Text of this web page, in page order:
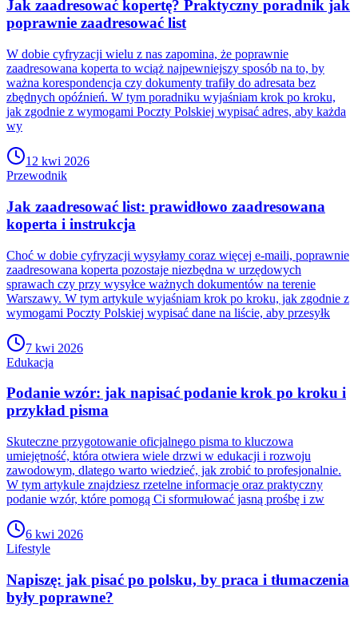
Jak zaadresować kopertę? Praktyczny poradnik jak
poprawnie zaadresować list
W dobie cyfryzacji wielu z nas zapomina, że poprawnie
zaadresowana koperta to wciąż najpewniejszy sposób na to, by
ważna korespondencja czy dokumenty trafiły do adresata bez
zbędnych opóźnień. W tym poradniku wyjaśniam krok po kroku,
jak zgodnie z wymogami Poczty Polskiej wypisać adres, aby każda
wy
12 kwi 2026
Przewodnik
Jak zaadresować list: prawidłowo zaadresowana
koperta i instrukcja
Choć w dobie cyfryzacji wysyłamy coraz więcej e-maili, poprawnie
zaadresowana koperta pozostaje niezbędna w urzędowych
sprawach czy przy wysyłce ważnych dokumentów na terenie
Warszawy. W tym artykule wyjaśniam krok po kroku, jak zgodnie z
wymogami Poczty Polskiej wypisać dane na liście, aby przesyłk
7 kwi 2026
Edukacja
Podanie wzór: jak napisać podanie krok po kroku i
przykład pisma
Skuteczne przygotowanie oficjalnego pisma to kluczowa
umiejętność, która otwiera wiele drzwi w edukacji i rozwoju
zawodowym, dlatego warto wiedzieć, jak zrobić to profesjonalnie.
W tym artykule znajdziesz rzetelne informacje oraz praktyczny
podanie wzór, które pomogą Ci sformułować jasną prośbę i zw
6 kwi 2026
Lifestyle
Napiszę: jak pisać po polsku, by praca i tłumaczenia
były poprawne?